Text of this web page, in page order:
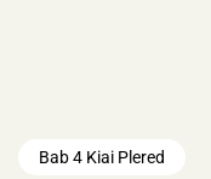
Bab 4 Kiai Plered